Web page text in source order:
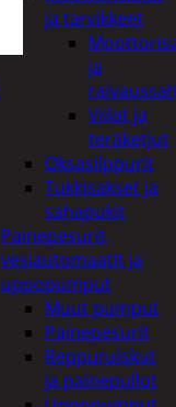
ja tarvikkeet
ja
Viilat ja
teräketjut
Oksasilppurit
Tukkisakset ja
sahapukit
Painepesurit,
vesiautomaatit ja
uppopumput
Muut pumput
Painepesurit
Reppuruiskut
ja painepullot